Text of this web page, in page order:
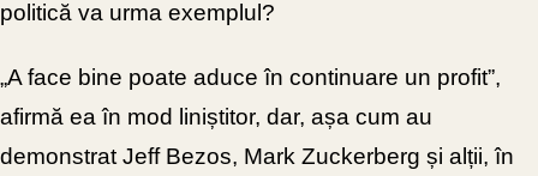
politică va urma exemplul?
„A face bine poate aduce în continuare un profit”,
afirmă ea în mod liniștitor, dar, așa cum au
demonstrat Jeff Bezos, Mark Zuckerberg și alții, în